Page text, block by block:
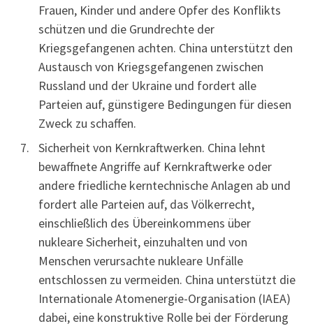
Frauen, Kinder und andere Opfer des Konflikts
schützen und die Grundrechte der
Kriegsgefangenen achten. China unterstützt den
Austausch von Kriegsgefangenen zwischen
Russland und der Ukraine und fordert alle
Parteien auf, günstigere Bedingungen für diesen
Zweck zu schaffen.
Sicherheit von Kernkraftwerken. China lehnt
bewaffnete Angriffe auf Kernkraftwerke oder
andere friedliche kerntechnische Anlagen ab und
fordert alle Parteien auf, das Völkerrecht,
einschließlich des Übereinkommens über
nukleare Sicherheit, einzuhalten und von
Menschen verursachte nukleare Unfälle
entschlossen zu vermeiden. China unterstützt die
Internationale Atomenergie-Organisation (IAEA)
dabei, eine konstruktive Rolle bei der Förderung